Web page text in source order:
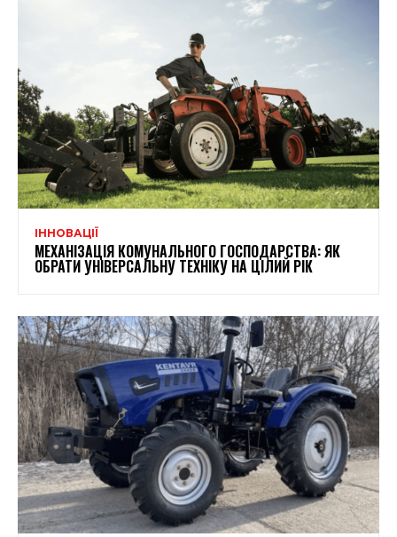
ІННОВАЦІЇ
МЕХАНІЗАЦІЯ КОМУНАЛЬНОГО ГОСПОДАРСТВА: ЯК
ОБРАТИ УНІВЕРСАЛЬНУ ТЕХНІКУ НА ЦІЛИЙ РІК